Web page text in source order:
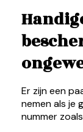
Er zijn een
nemen als je
nummer zoals